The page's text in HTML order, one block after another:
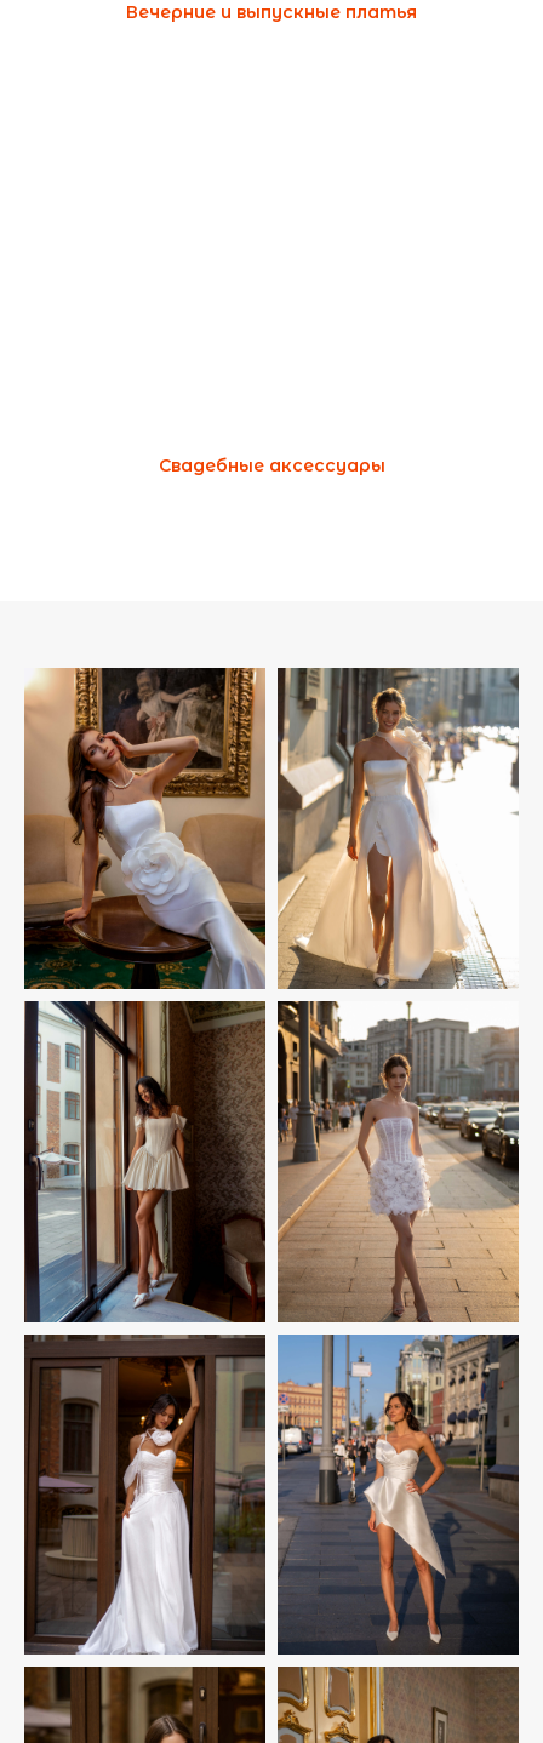
Вечерние и выпускные платья
Свадебные аксессуары